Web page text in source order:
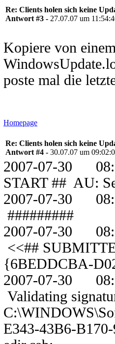
Re: Clients holen sich keine
Antwort #3 - 27.07.07 um
Kopiere von
poste mal die
Homepage
Re: Clients holen sich keine
Antwort #4 - 30.07.07 um
2007-07-30
START ## AU:
2007-07-30
#########
2007-07-30
<<##
{6BEDDCBA-
2007-07-30
Validating
E343-43B6-